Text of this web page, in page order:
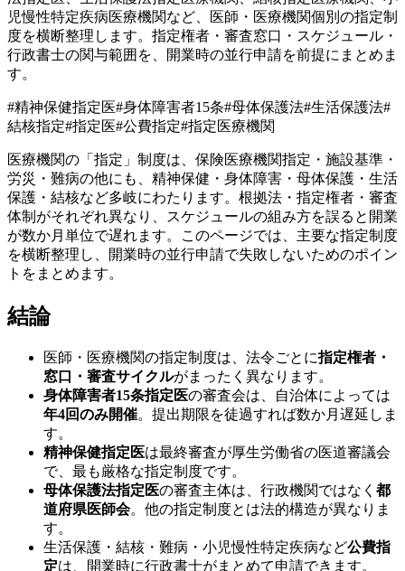
児慢性特定疾病医療機関など、医師・医療機関個別の指定制
度を横断整理します。指定権者・審査窓口・スケジュール・
行政書士の関与範囲を、開業時の並行申請を前提にまとめま
す。
#精神保健指定医#身体障害者15条#母体保護法#生活保護法#
結核指定#指定医#公費指定#指定医療機関
医療機関の「指定」制度は、保険医療機関指定・施設基準・
労災・難病の他にも、精神保健・身体障害・母体保護・生活
保護・結核など多岐にわたります。根拠法・指定権者・審査
体制がそれぞれ異なり、スケジュールの組み方を誤ると開業
が数か月単位で遅れます。このページでは、主要な指定制度
を横断整理し、開業時の並行申請で失敗しないためのポイン
トをまとめます。
結論
医師・医療機関の指定制度は、法令ごとに指定権者・
窓口・審査サイクルがまったく異なります。
身体障害者15条指定医の審査会は、自治体によっては
年4回のみ開催。提出期限を徒過すれば数か月遅延しま
す。
精神保健指定医は最終審査が厚生労働省の医道審議会
で、最も厳格な指定制度です。
母体保護法指定医の審査主体は、行政機関ではなく 都
道府県医師会。他の指定制度とは法的構造が異なりま
す。
生活保護・結核・難病・小児慢性特定疾病など公費指
定は、開業時に行政書士がまとめて申請できます。